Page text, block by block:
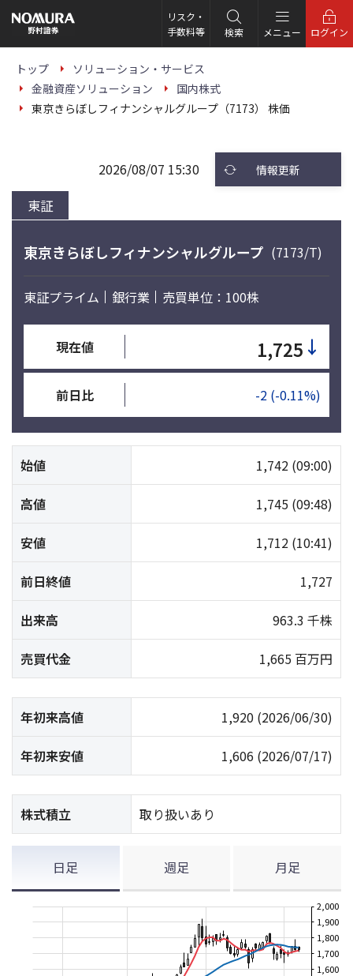
の
ー
リスク・
手数料等
検索 メニュー ログイン
トップ
ソリューション・サービス
金融資産ソリューション
国内株式
東京きらぼしフィナンシャルグループ（7173） 株価
東証
2026/08/07 15:30 情報更新
東京きらぼしフィナンシャルグループ (7173/T)
東証プライム 銀行業 売買単位：100株
現在値 1,725 ↓
前日比 -2 (-0.11%)
始値 1,742 (09:00)
高値 1,745 (09:48)
安値 1,712 (10:41)
前日終値 1,727
出来高 963.3 千株
売買代金 1,665 百万円
年初来高値 1,920 (2026/06/30)
年初来安値 1,606 (2026/07/17)
株式積立 取り扱いあり
日足 週足 月足
1,600
1,700
1,800
1,900
2,000